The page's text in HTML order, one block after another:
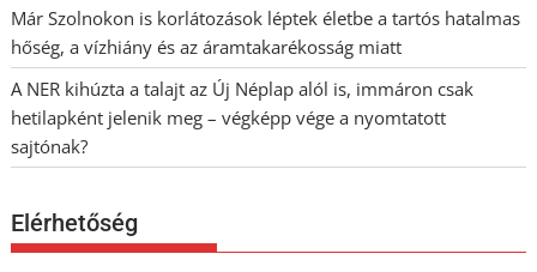
Már Szolnokon is korlátozások léptek életbe a tartós hatalmas
hőség, a vízhiány és az áramtakarékosság miatt
A NER kihúzta a talajt az Új Néplap alól is, immáron csak
hetilapként jelenik meg – végképp vége a nyomtatott
sajtónak?
Elérhetőség